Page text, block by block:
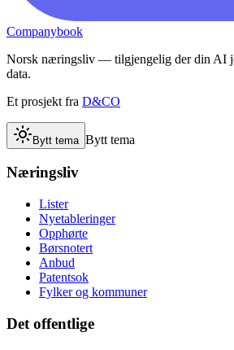
Companybook
Norsk næringsliv — tilgjengelig der din AI
data.
Et prosjekt fra D&CO
Bytt tema Bytt tema
Næringsliv
Lister
Nyetableringer
Opphørte
Børsnotert
Anbud
Patentsok
Fylker og kommuner
Det offentlige